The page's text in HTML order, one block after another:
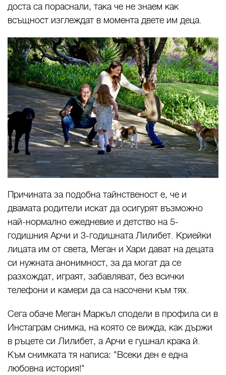
доста са пораснали, така че не знаем как
всъщност изглеждат в момента двете им деца.
Причината за подобна тайнственост е, че и
двамата родители искат да осигурят възможно
най-нормално ежедневие и детство на 5-
годишния Арчи и 3-годишната Лилибет. Криейки
лицата им от света, Меган и Хари дават на децата
си нужната анонимност, за да могат да се
разхождат, играят, забавляват, без всички
телефони и камери да са насочени към тях.
Сега обаче Меган Маркъл сподели в профила си в
Инстаграм снимка, на която се вижда, как държи
в ръцете си Лилибет, а Арчи е гушнал крака й.
Към снимката тя написа: "Всеки ден е една
любовна история!"